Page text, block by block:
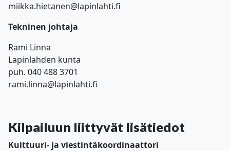
miikka.hietanen@lapinlahti.fi
Tekninen johtaja
Rami Linna
Lapinlahden kunta
puh. 040 488 3701
rami.linna@lapinlahti.fi
Kilpailuun liittyvät lisätiedot
Kulttuuri- ja viestintäkoordinaattori